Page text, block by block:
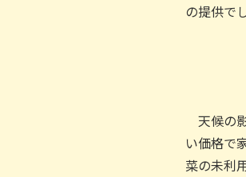
の提供で
天候の
い価格で
菜の未利